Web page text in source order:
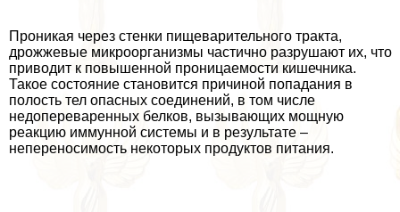
Проникая через стенки пищеварительного тpaкта,
дрожжевые микроорганизмы частично разрушают их, что
приводит к повышенной проницаемости кишечника.
Такое состояние становится причиной попадания в
полость тел опасных соединений, в том числе
недопереваренных белков, вызывающих мощную
реакцию иммунной системы и в результате –
непереносимость некоторых продуктов питания.